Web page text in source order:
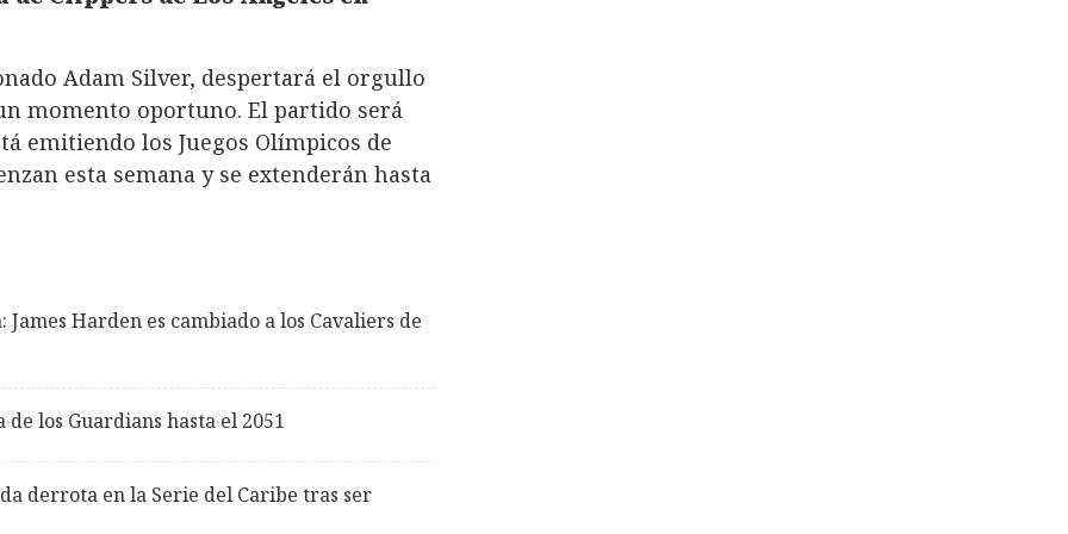
Adam Silver, despertará el orgullo
momento oportuno. El partido será
emitiendo los Juegos Olímpicos de
esta semana y se extenderán hasta
Harden es cambiado a los Cavaliers de
los Guardians hasta el 2051
derrota en la Serie del Caribe tras ser